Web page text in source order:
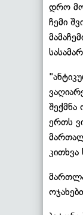
დრო
ჩემი
ერთს
კითხვა